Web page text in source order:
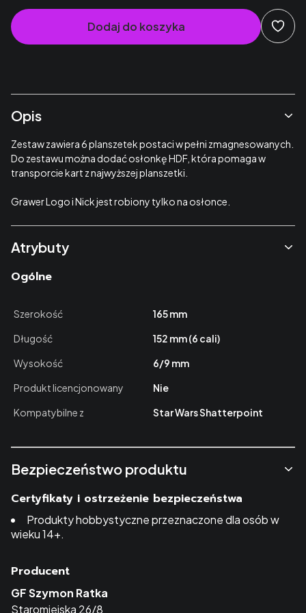
Dodaj do koszyka
Opis
Zestaw zawiera 6 planszetek postaci w pełni zmagnesowanych.
Do zestawu można dodać osłonkę HDF, która pomaga w
transporcie kart z najwyższej planszetki.
Grawer Logo i Nick jest robiony tylko na osłonce.
Atrybuty
Ogólne
Szerokość
165 mm
Długość
152 mm (6 cali)
Wysokość
6/9 mm
Produkt licencjonowany
Nie
Kompatybilne z
Star Wars Shatterpoint
Bezpieczeństwo produktu
Certyfikaty i ostrzeżenie bezpieczeństwa
Produkty hobbystyczne przeznaczone dla osób w
wieku 14+.
Producent
GF Szymon Ratka
Staromiejska 26/8